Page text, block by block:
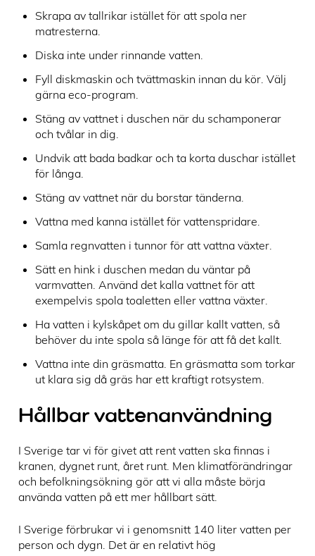
Skrapa av tallrikar istället för att spola ner
matresterna.
Diska inte under rinnande vatten.
Fyll diskmaskin och tvättmaskin innan du kör. Välj
gärna eco-program.
Stäng av vattnet i duschen när du schamponerar
och tvålar in dig.
Undvik att bada badkar och ta korta duschar istället
för långa.
Stäng av vattnet när du borstar tänderna.
Vattna med kanna istället för vattenspridare.
Samla regnvatten i tunnor för att vattna växter.
Sätt en hink i duschen medan du väntar på
varmvatten. Använd det kalla vattnet för att
exempelvis spola toaletten eller vattna växter.
Ha vatten i kylskåpet om du gillar kallt vatten, så
behöver du inte spola så länge för att få det kallt.
Vattna inte din gräsmatta. En gräsmatta som torkar
ut klara sig då gräs har ett kraftigt rotsystem.
Hållbar vattenanvändning
I Sverige tar vi för givet att rent vatten ska finnas i
kranen, dygnet runt, året runt. Men klimatförändringar
och befolkningsökning gör att vi alla måste börja
använda vatten på ett mer hållbart sätt.
I Sverige förbrukar vi i genomsnitt 140 liter vatten per
person och dygn. Det är en relativt hög